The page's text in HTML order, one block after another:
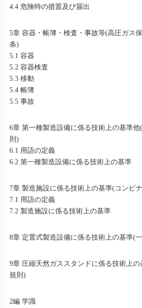
4.4 危険時の措置及び届出
5章 容器・帳簿・検査・事故等(高圧ガス
条)
5.1 容器
5.2 容器検査
5.3 移動
5.4 帳簿
5.5 事故
6章 第一種製造設備に係る技術上の基準
則)
6.1 用語の定義
6.2 第一種製造設備に係る技術上の基準
7章 製造施設に係る技術上の基準(コンビ
7.1 用語の定義
7.2 製造施設に係る技術上の基準
8章 定置式製造設備に係る技術上の基準(
9章 圧縮天然ガススタンドに係る技術上
規則)
2編 学識